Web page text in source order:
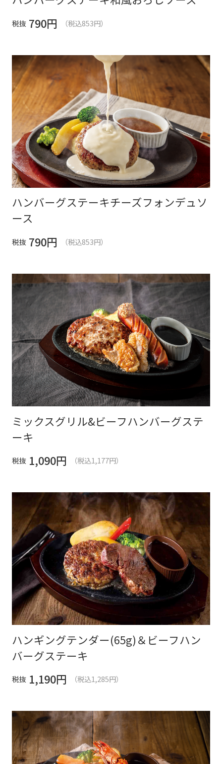
税抜 790円 （税込853円）
ハンバーグステーキチーズフォンデュソ
ース
税抜 790円 （税込853円）
ミックスグリル&ビーフハンバーグステ
ーキ
税抜 1,090円 （税込1,177円）
ハンギングテンダー(65g)＆ビーフハン
バーグステーキ
税抜 1,190円 （税込1,285円）